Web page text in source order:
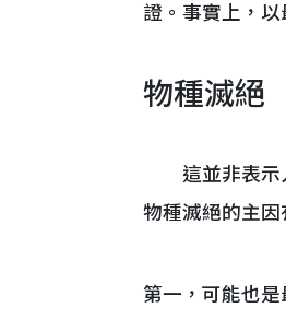
證。事實上，
物種滅絕
這並非表示人
物種滅絕的主因
第一，可能也